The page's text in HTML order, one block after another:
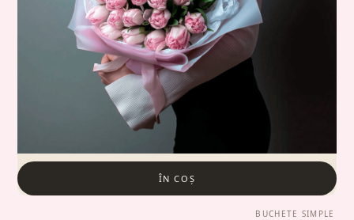
ÎN COȘ
BUCHETE SIMPLE